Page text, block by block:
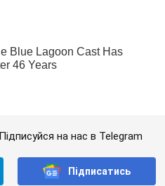
на нас в Telegram
Підписатись